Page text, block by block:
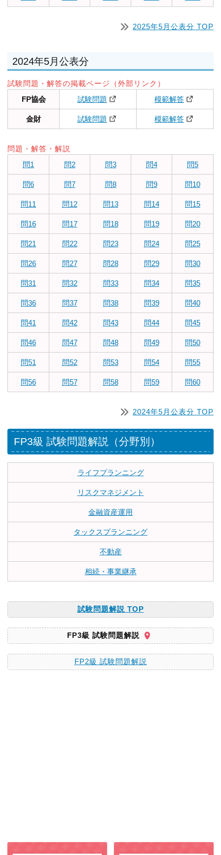
2025年5月公表分 TOP
2024年5月公表分
試験問題・解答の掲載ページ（外部リンク）
FP協会
試験問題 模範解答
金財 試験問題 模範解答
問題・解答・解説
問1
問2 問3 問4 問5
問6 問7 問8 問9 問10
問11 問12 問13 問14 問15
問16 問17 問18 問19 問20
問21 問22 問23 問24 問25
問26 問27 問28 問29 問30
問31 問32 問33 問34 問35
問36 問37 問38 問39 問40
問41 問42 問43 問44 問45
問46 問47 問48 問49 問50
問51 問52 問53 問54 問55
問56 問57 問58 問59 問60
2024年5月公表分 TOP
FP3級 試験問題解説（分野別）
ライフプランニング
リスクマネジメント
金融資産運用
タックスプランニング
不動産
相続・事業継承
試験問題解説 TOP
FP3級 試験問題解説
FP2級 試験問題解説